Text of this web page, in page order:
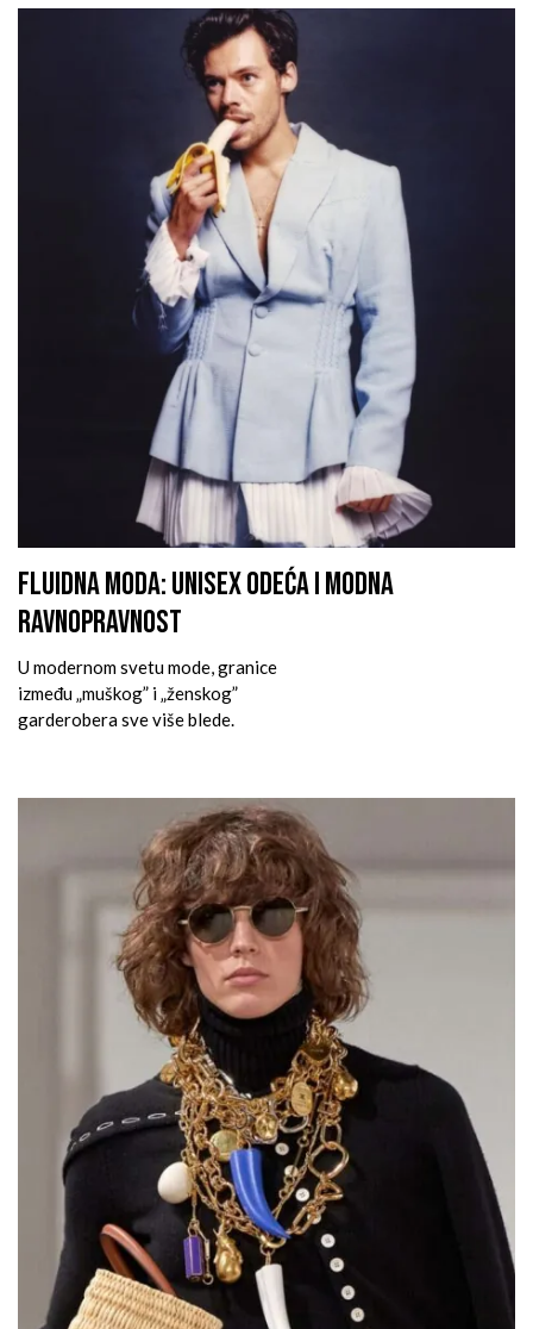
FLUIDNA MODA: UNISEX ODEĆA I MODNA
RAVNOPRAVNOST
U modernom svetu mode, granice
između „muškog” i „ženskog”
garderobera sve više blede.